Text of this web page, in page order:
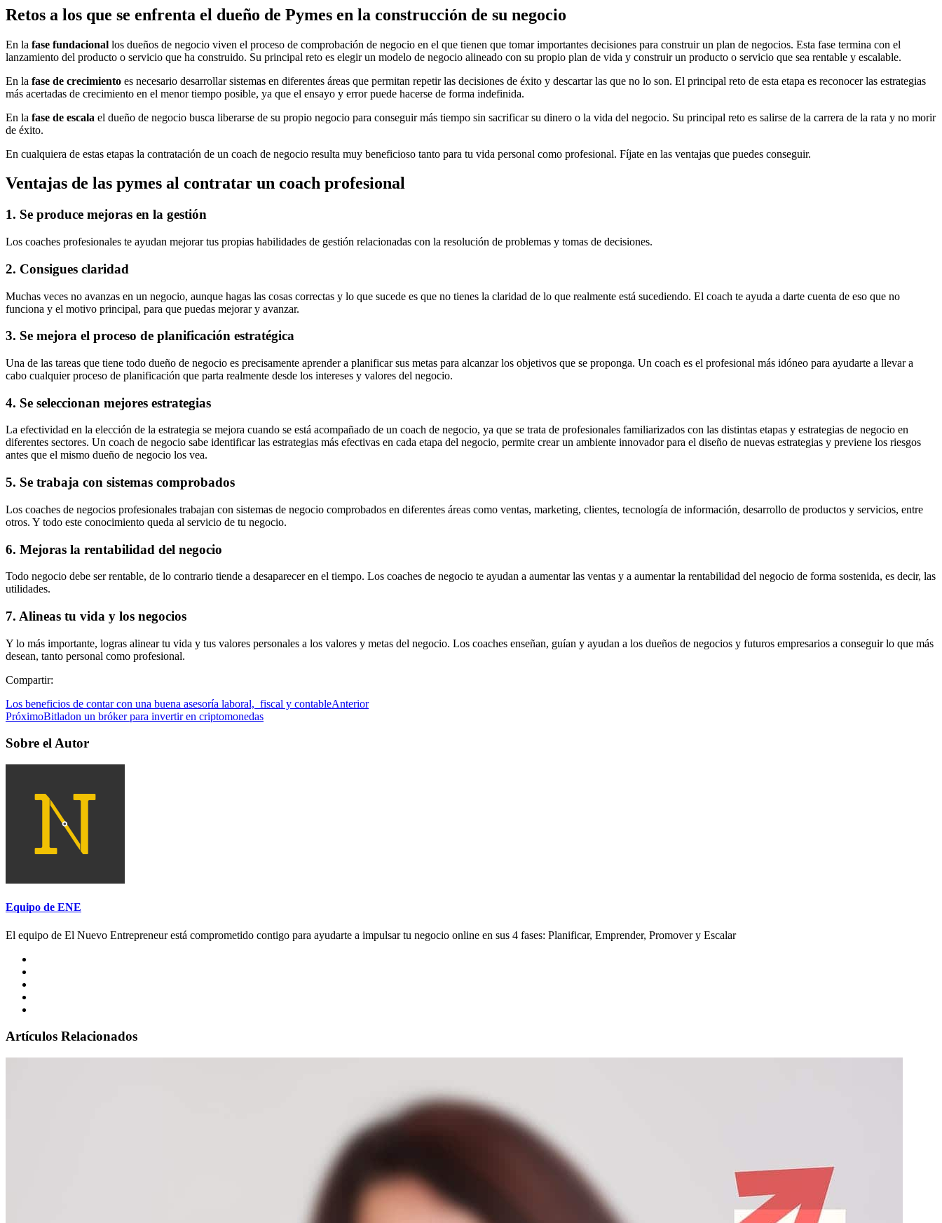
Retos a los que se enfrenta el dueño de Pymes en la construcción de su negocio
En la fase fundacional los dueños de negocio viven el proceso de comprobación de negocio en el que tienen que tomar importantes decisiones para construir un plan de negocios. Esta fase termina con el
lanzamiento del producto o servicio que ha construido. Su principal reto es elegir un modelo de negocio alineado con su propio plan de vida y construir un producto o servicio que sea rentable y escalable.
En la fase de crecimiento es necesario desarrollar sistemas en diferentes áreas que permitan repetir las decisiones de éxito y descartar las que no lo son. El principal reto de esta etapa es reconocer las estrategias
más acertadas de crecimiento en el menor tiempo posible, ya que el ensayo y error puede hacerse de forma indefinida.
En la fase de escala el dueño de negocio busca liberarse de su propio negocio para conseguir más tiempo sin sacrificar su dinero o la vida del negocio. Su principal reto es salirse de la carrera de la rata y no morir
de éxito.
En cualquiera de estas etapas la contratación de un coach de negocio resulta muy beneficioso tanto para tu vida personal como profesional. Fíjate en las ventajas que puedes conseguir.
Ventajas de las pymes al contratar un coach profesional
1. Se produce mejoras en la gestión
Los coaches profesionales te ayudan mejorar tus propias habilidades de gestión relacionadas con la resolución de problemas y tomas de decisiones.
2. Consigues claridad
Muchas veces no avanzas en un negocio, aunque hagas las cosas correctas y lo que sucede es que no tienes la claridad de lo que realmente está sucediendo. El coach te ayuda a darte cuenta de eso que no
funciona y el motivo principal, para que puedas mejorar y avanzar.
3. Se mejora el proceso de planificación estratégica
Una de las tareas que tiene todo dueño de negocio es precisamente aprender a planificar sus metas para alcanzar los objetivos que se proponga. Un coach es el profesional más idóneo para ayudarte a llevar a
cabo cualquier proceso de planificación que parta realmente desde los intereses y valores del negocio.
4. Se seleccionan mejores estrategias
La efectividad en la elección de la estrategia se mejora cuando se está acompañado de un coach de negocio, ya que se trata de profesionales familiarizados con las distintas etapas y estrategias de negocio en
diferentes sectores. Un coach de negocio sabe identificar las estrategias más efectivas en cada etapa del negocio, permite crear un ambiente innovador para el diseño de nuevas estrategias y previene los riesgos
antes que el mismo dueño de negocio los vea.
5. Se trabaja con sistemas comprobados
Los coaches de negocios profesionales trabajan con sistemas de negocio comprobados en diferentes áreas como ventas, marketing, clientes, tecnología de información, desarrollo de productos y servicios, entre
otros. Y todo este conocimiento queda al servicio de tu negocio.
6. Mejoras la rentabilidad del negocio
Todo negocio debe ser rentable, de lo contrario tiende a desaparecer en el tiempo. Los coaches de negocio te ayudan a aumentar las ventas y a aumentar la rentabilidad del negocio de forma sostenida, es decir, las
utilidades.
7. Alineas tu vida y los negocios
Y lo más importante, logras alinear tu vida y tus valores personales a los valores y metas del negocio. Los coaches enseñan, guían y ayudan a los dueños de negocios y futuros empresarios a conseguir lo que más
desean, tanto personal como profesional.
Compartir:
Los beneficios de contar con una buena asesoría laboral, fiscal y contableAnterior
PróximoBitladon un bróker para invertir en criptomonedas
Sobre el Autor
Equipo de ENE
El equipo de El Nuevo Entrepreneur está comprometido contigo para ayudarte a impulsar tu negocio online en sus 4 fases: Planificar, Emprender, Promover y Escalar
Artículos Relacionados